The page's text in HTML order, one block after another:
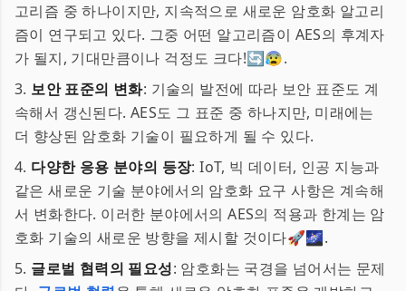
고리즘 중 하나이지만, 지속적으로 새로운 암호화 알고리
즘이 연구되고 있다. 그중 어떤 알고리즘이 AES의 후계자
가 될지, 기대만큼이나 걱정도 크다!🔄😰.
3. 보안 표준의 변화: 기술의 발전에 따라 보안 표준도 계
속해서 갱신된다. AES도 그 표준 중 하나지만, 미래에는
더 향상된 암호화 기술이 필요하게 될 수 있다.
4. 다양한 응용 분야의 등장: IoT, 빅 데이터, 인공 지능과
같은 새로운 기술 분야에서의 암호화 요구 사항은 계속해
서 변화한다. 이러한 분야에서의 AES의 적용과 한계는 암
호화 기술의 새로운 방향을 제시할 것이다🚀🌌.
5. 글로벌 협력의 필요성: 암호화는 국경을 넘어서는 문제